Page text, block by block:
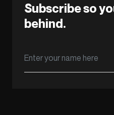
Subscribe so
behind.